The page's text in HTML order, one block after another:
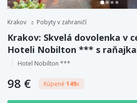
Krakov Pobyty v zahraničí
Krakov: Skvelá dovolenka v
Hoteli Nobilton *** s
Hotel Nobilton ***
98 € Kúpené 149x